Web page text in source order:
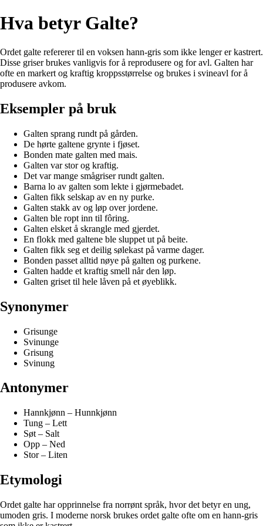
Hva betyr Galte?
Ordet galte refererer til en voksen hann-gris som ikke lenger er kastrert.
Disse griser brukes vanligvis for å reprodusere og for avl. Galten har
ofte en markert og kraftig kroppsstørrelse og brukes i svineavl for å
produsere avkom.
Eksempler på bruk
Galten sprang rundt på gården.
De hørte galtene grynte i fjøset.
Bonden mate galten med mais.
Galten var stor og kraftig.
Det var mange smågriser rundt galten.
Barna lo av galten som lekte i gjørmebadet.
Galten fikk selskap av en ny purke.
Galten stakk av og løp over jordene.
Galten ble ropt inn til fôring.
Galten elsket å skrangle med gjerdet.
En flokk med galtene ble sluppet ut på beite.
Galten fikk seg et deilig sølekast på varme dager.
Bonden passet alltid nøye på galten og purkene.
Galten hadde et kraftig smell når den løp.
Galten griset til hele låven på et øyeblikk.
Synonymer
Grisunge
Svinunge
Grisung
Svinung
Antonymer
Hannkjønn – Hunnkjønn
Tung – Lett
Søt – Salt
Opp – Ned
Stor – Liten
Etymologi
Ordet galte har opprinnelse fra norrønt språk, hvor det betyr en ung,
umoden gris. I moderne norsk brukes ordet galte ofte om en hann-gris